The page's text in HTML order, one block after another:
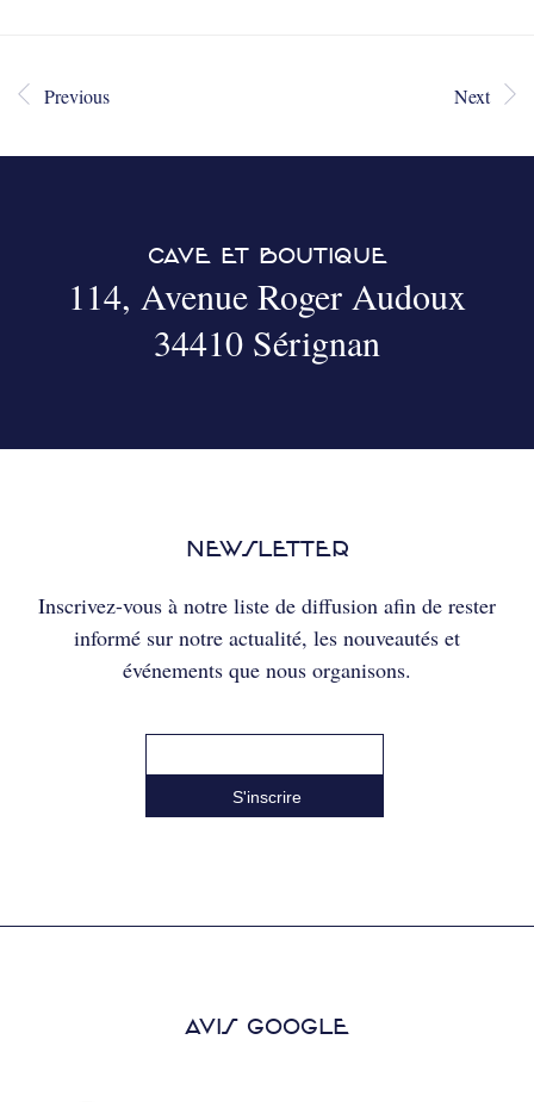
Previous Next
CAVE ET BOUTIQUE
114, Avenue Roger Audoux
34410 Sérignan
NEWSLETTER
Inscrivez-vous à notre liste de diffusion afin de rester
informé sur notre actualité, les nouveautés et
événements que nous organisons.
AVIS GOOGLE